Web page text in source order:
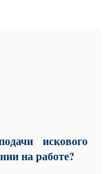
искового
на работе?